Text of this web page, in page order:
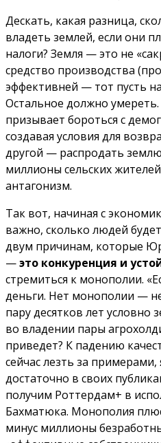
Дескать, какая разница,
владеть землей, если они
налоги? Земля — это не
средство производства
эффективней — тот пусть
Остальное должно
призывает бороться с
создавая условия для
другой — распродать
миллионы сельских
антагонизм.
Так вот, начиная с
важно, сколько людей
двум причинам, которые
—это конкуренция и
стремиться к монополии.
деньги. Нет монополии —
пару десятков лет условно
во владении пары
приведет? К падению
сейчас лезть за
достаточно в своих
получим Роттердам+ в
Бахматюка. Монополия
минус миллионы